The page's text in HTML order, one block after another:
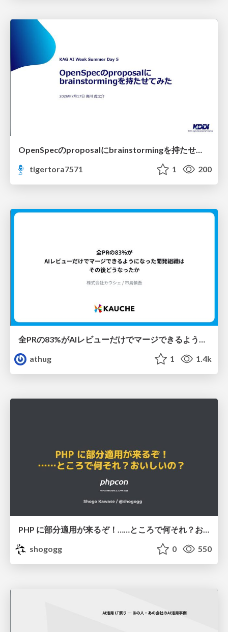
OpenSpecのproposalにbrainstormingを持たせてみた
tigertora7571
1 200
全PRの83%がAIレビューだけでマージできるようになった開発組織はその後どうなったか
athug
1 1.4k
PHP に部分適用が来るぞ！……ところで何それ？おいしいの？ #phpcon / phpcon-2026
shogogg
0 550